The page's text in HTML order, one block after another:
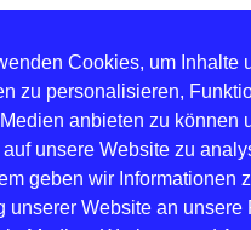
Cookies, um Inhalte
zu personalisieren,
anbieten zu können
unsere Website zu
geben wir Informationen
unserer Website an unsere